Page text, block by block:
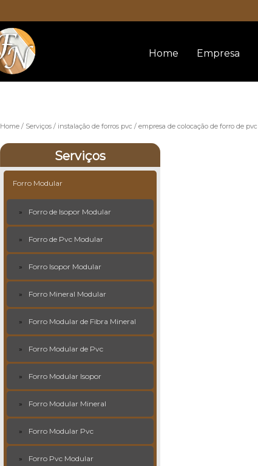
Home Empresa
Home Serviços instalação de forros pvc empresa de colocação de forro de pvc
Serviços
Forro Modular
Forro de Isopor Modular
Forro de Pvc Modular
Forro Isopor Modular
Forro Mineral Modular
Forro Modular de Fibra Mineral
Forro Modular de Pvc
Forro Modular Isopor
Forro Modular Mineral
Forro Modular Pvc
Forro Pvc Modular